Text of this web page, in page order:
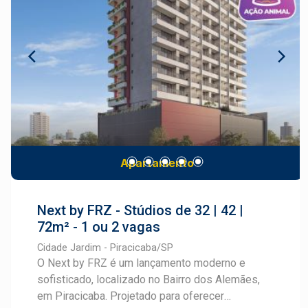
serviços e tudo o que você precisa para viver
com praticidade. Lagos do Engenho é mais do
que um loteamento: é um novo conceito de bairro
planejado, ideal para morar, investir e crescer.
conveniência e exclusividade, ideal para quem
deseja viver bem em um dos bairros mais
valorizados de Piracicaba. Cadastre-se e fale
com um especialista Frias Neto.
Apartamento
Next by FRZ - Stúdios de 32 | 42 |
72m² - 1 ou 2 vagas
Cidade Jardim - Piracicaba/SP
O Next by FRZ é um lançamento moderno e
sofisticado, localizado no Bairro dos Alemães,
em Piracicaba. Projetado para oferecer